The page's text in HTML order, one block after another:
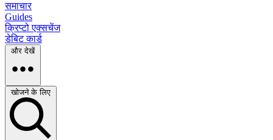
समाचार
Guides
क्रिप्टो एक्सचेंज
डेबिट कार्ड
और देखें
खोजने के लिए